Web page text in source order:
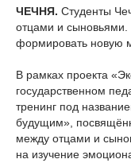
ЧЕЧНЯ. Студенты
отцами и сыновьями.
формировать новую
В рамках проекта
государственном
тренинг под
будущим»,
между отцами и
на изучение